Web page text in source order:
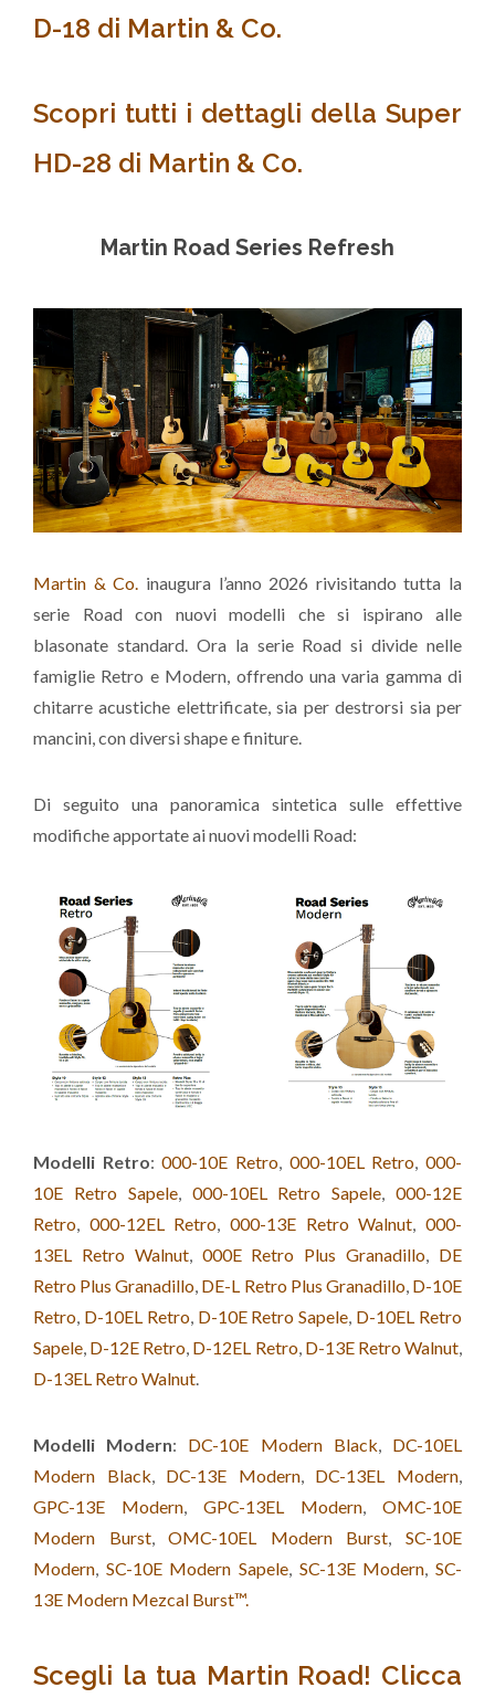
D-18 di Martin & Co.
Scopri tutti i dettagli della Super
HD-28 di Martin & Co.
Martin Road Series Refresh
Martin & Co. inaugura l’anno 2026 rivisitando tutta la
serie Road con nuovi modelli che si ispirano alle
blasonate standard. Ora la serie Road si divide nelle
famiglie Retro e Modern, offrendo una varia gamma di
chitarre acustiche elettrificate, sia per destrorsi sia per
mancini, con diversi shape e finiture.
Di seguito una panoramica sintetica sulle effettive
modifiche apportate ai nuovi modelli Road:
Modelli Retro:000-10E Retro, 000-10EL Retro,000-
10E Retro Sapele, 000-10EL Retro Sapele,000-12E
Retro, 000-12EL Retro,000-13E Retro Walnut,000-
13EL Retro Walnut, 000E Retro Plus Granadillo, DE
Retro Plus Granadillo, DE-L Retro Plus Granadillo, D-10E
Retro, D-10EL Retro, D-10E Retro Sapele, D-10EL Retro
Sapele, D-12E Retro, D-12EL Retro, D-13E Retro Walnut,
D-13EL Retro Walnut.
Modelli Modern: DC-10E Modern Black, DC-10EL
Modern Black, DC-13E Modern, DC-13EL Modern,
GPC-13E Modern, GPC-13EL Modern, OMC-10E
Modern Burst,OMC-10EL Modern Burst,SC-10E
Modern, SC-10E Modern Sapele, SC-13E Modern,SC-
13E Modern Mezcal Burst™.
Scegli la tua Martin Road! Clicca